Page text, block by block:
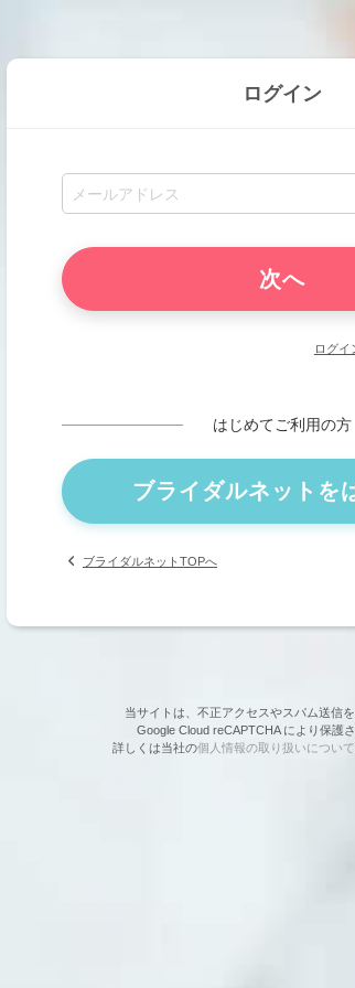
ログイン
ログイ
はじめてご利用の方
ブライダルネットを
ブライダルネットTOPへ
当サイトは、不正アクセスやスパム送信
Google Cloud reCAPTCHA により保護さ
詳しくは当社の個人情報の取り扱いについて